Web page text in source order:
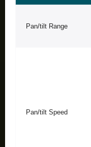
Pan/tilt Range
Pan/tilt Speed